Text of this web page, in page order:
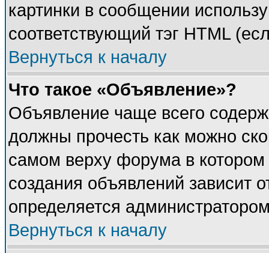
картинки в сообщении
соответствующий тэг HTML
Вернуться к началу
Что такое «Объявление»?
Объявление чаще всего
должны прочесть как можно
самом верху форума в
создания объявлений зависит
определяется
Вернуться к началу